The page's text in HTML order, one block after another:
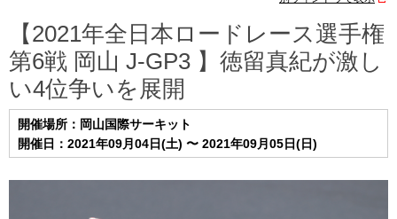
ポイント ランキング
【2021年全日本ロードレース選手権
第6戦 岡山 J-GP3 】徳留真紀が激し
い4位争いを展開
開催場所：岡山国際サーキット
開催日：2021年09月04日(土) 〜 2021年09月05日(日)